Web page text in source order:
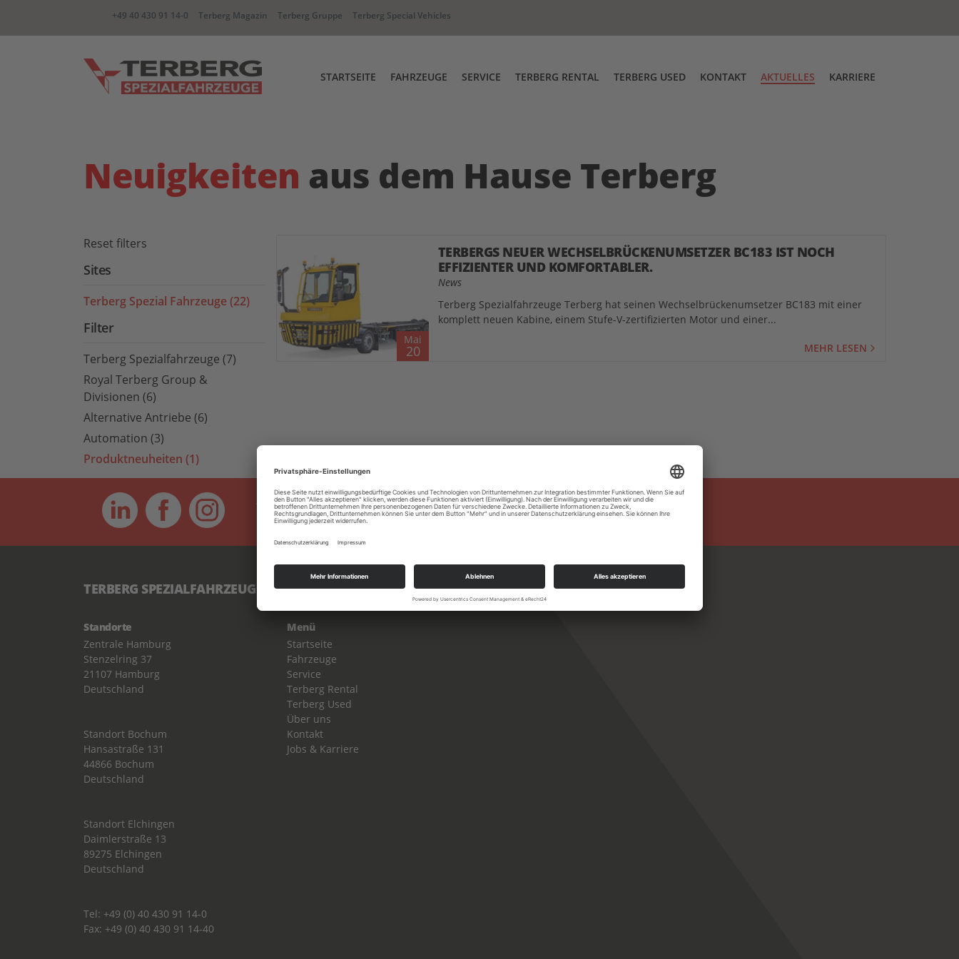
+49 40 430 91 14-0 Terberg Magazin Terberg Gruppe Terberg Special Vehicles
STARTSEITE FAHRZEUGE
CC container Carrier RR Zweiwege Fahrzeug Terberg Connect
SERVICE
Terberg Academy
TERBERG RENTAL TERBERG USED KONTAKT AKTUELLES KARRIERE
Neuigkeiten aus dem Hause Terberg
Reset filters
Sites
Terberg Spezial Fahrzeuge (22)
Filter
Terberg Spezialfahrzeuge (7)
Royal Terberg Group &
Divisionen (6)
Alternative Antriebe (6)
Automation (3)
Produktneuheiten (1)
Mai
20
TERBERGS NEUER WECHSELBRÜCKENUMSETZER BC183 IST NOCH
EFFIZIENTER UND KOMFORTABLER.
News
Terberg Spezialfahrzeuge Terberg hat seinen Wechselbrückenumsetzer BC183 mit einer
komplett neuen Kabine, einem Stufe-V-zertifizierten Motor und einer...
MEHR LESEN
WHERE SPECIAL COMES AS STANDARD
TERBERG SPEZIALFAHRZEUGE GMBH
Standorte
Zentrale Hamburg
Stenzelring 37
21107 Hamburg
Deutschland
Standort Bochum
Hansastraße 131
44866 Bochum
Deutschland
Standort Elchingen
Daimlerstraße 13
89275 Elchingen
Deutschland
Tel: +49 (0) 40 430 91 14-0
Fax: +49 (0) 40 430 91 14-40
Menü
Startseite
Fahrzeuge
Service
Terberg Rental
Terberg Used
Über uns
Kontakt
Jobs & Karriere